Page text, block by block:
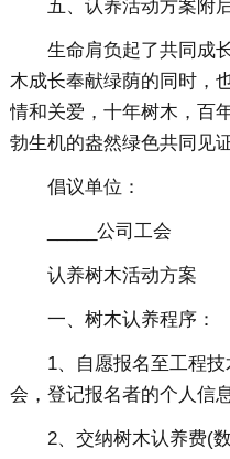
五、认养活动方案附后
生命肩负起了共同成
木成长奉献绿荫的同时，
情和关爱，十年树木，百
勃生机的盎然绿色共同见
倡议单位：
_____公司工会
认养树木活动方案
一、树木认养程序：
1、自愿报名至工程
会，登记报名者的个人信息
2、交纳树木认养费(